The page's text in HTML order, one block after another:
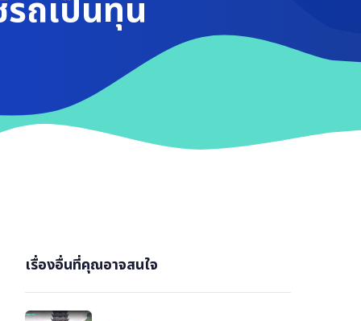
รถเป็นทุน
เรื่องอื่นที่คุณอาจสนใจ